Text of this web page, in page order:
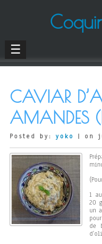
☰
CAVIAR
AMANDES
Posted by: yoko | on
1
20
un
de